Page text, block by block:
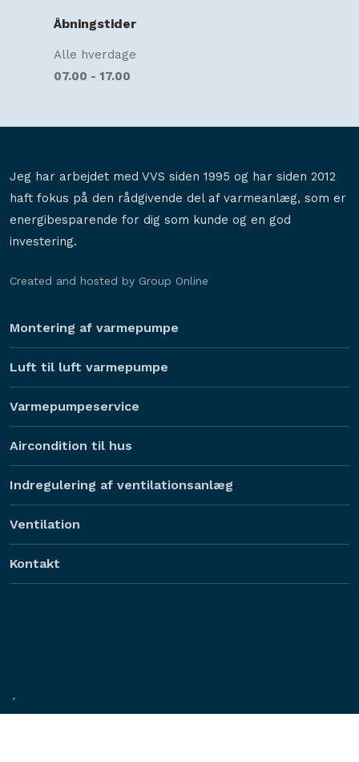
Åbningstider​
Alle hverdage
07.00 - 17.00
Jeg har arbejdet med VVS siden 1995 og har siden 2012
haft fokus på den rådgivende del af varmeanlæg, som er
energibesparende for dig som kunde og en god
investering.
Created and hosted by Group Online
Montering af varmepumpe
Luft til luft varmepumpe
Varmepumpeservice
Aircondition til hus
Indregulering af ventilationsanlæg
Ventilation
Kontakt